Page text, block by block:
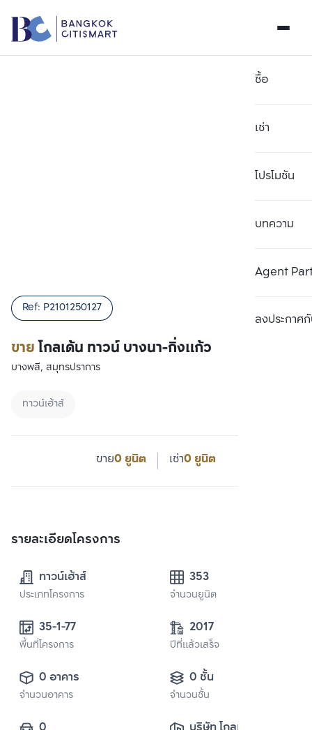
ซื้อ
เช่า
โปรโมชัน
บทความ
Agent
ลงประกาศกั
ขายโกลเด้น ทาวน์ บางนา-กิ่งแก้ว
Ref: P2101250127
บางพลี, สมุทรปราการ
ทาวน์เฮ้าส์
ขาย0 ยูนิต เช่า0 ยูนิต
รายละเอียดโครงการ
ทาวน์เฮ้าส์
ประเภทโครงการ
353
จำนวนยูนิต
35-1-77
พื้นที่โครงการ
2017
ปีที่แล้วเสร็จ
0 อาคาร
จำนวนอาคาร
0 ชั้น
จำนวนชั้น